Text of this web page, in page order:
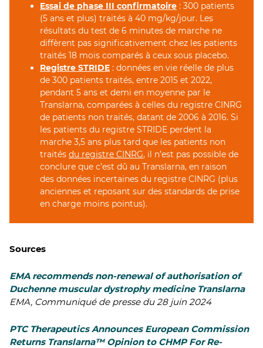
Essai de phase III confirmatoire : 300 patients
(5 ans et plus) traités à 40 mg/kg/jour. Les
résultats du test de 6 minutes de marche ne
diffèrent pas significativement chez les patients
traités 18 mois comparés à ceux sous placebo.
Registre STRIDE : données en vie réelle de plus
de 300 patients traités, entre 2015 et 2022,
pendant 5 ans et demi en moyenne par le
Translarna, comparées à celles du registre CINRG
de patients non traités, datant de 2006 à 2016. Si
les patients du registre STRIDE perdent la
marche 3,5 ans plus tard que les patients non
traités du registre CINRG, il n’est pas possible de
conclure que c’est dû au Translarna, en raison
des données incertaines du registre CINRG (plus
anciennes et reposant sur des standards de prise
en charge moins pointus).
Sources
EMA recommends non-renewal of authorisation of
Duchenne muscular dystrophy medicine Translarna
EMA, Communiqué de presse du 28 juin 2024
PTC Therapeutics Announces European Commission
Returns Translarna™ Opinion to CHMP For Re-